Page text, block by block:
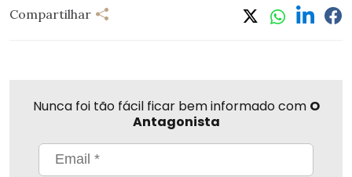
Compartilhar
Nunca foi tão fácil ficar bem informado com O
Antagonista